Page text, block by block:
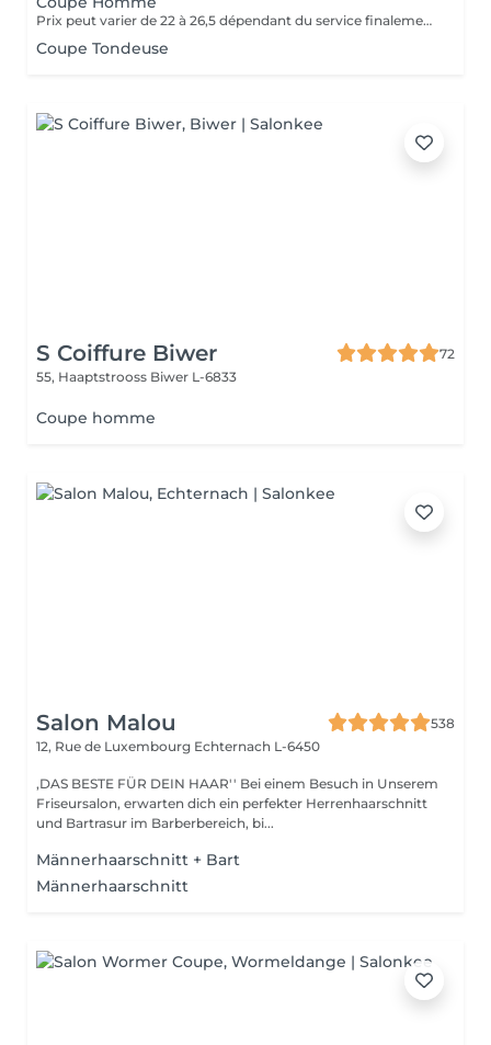
Prix peut varier de 22 à 26,5 dépendant du service finalement presté (Coupe Fins, Coupe Normale ou Coupe Nettoyage).
Coupe Tondeuse
S Coiffure Biwer
72
55, Haaptstrooss Biwer L-6833
Coupe homme
Salon Malou
538
12, Rue de Luxembourg Echternach L-6450
,DAS BESTE FÜR DEIN HAAR'' Bei einem Besuch in Unserem
Friseursalon, erwarten dich ein perfekter Herrenhaarschnitt
und Bartrasur im Barberbereich, bi...
Männerhaarschnitt + Bart
Männerhaarschnitt